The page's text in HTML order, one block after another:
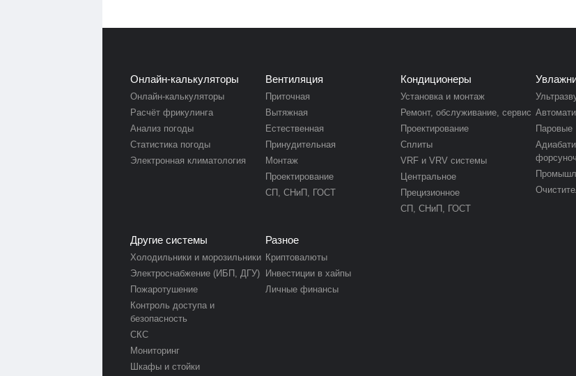
Онлайн-калькуляторы
Онлайн-калькуляторы
Расчёт фрикулинга
Анализ погоды
Статистика погоды
Электронная климатология
Вентиляция
Приточная
Вытяжная
Естественная
Принудительная
Монтаж
Проектирование
СП, СНиП, ГОСТ
Кондиционеры
Установка и монтаж
Ремонт, обслуживание, сервис
Проектирование
Сплиты
VRF и VRV системы
Центральное
Прецизионное
СП, СНиП, ГОСТ
Паровые
Другие системы
Холодильники и морозильники
Электроснабжение (ИБП, ДГУ)
Пожаротушение
Контроль доступа и
безопасность
СКС
Мониторинг
Шкафы и стойки
Разное
Криптовалюты
Инвестиции в хайпы
Личные финансы